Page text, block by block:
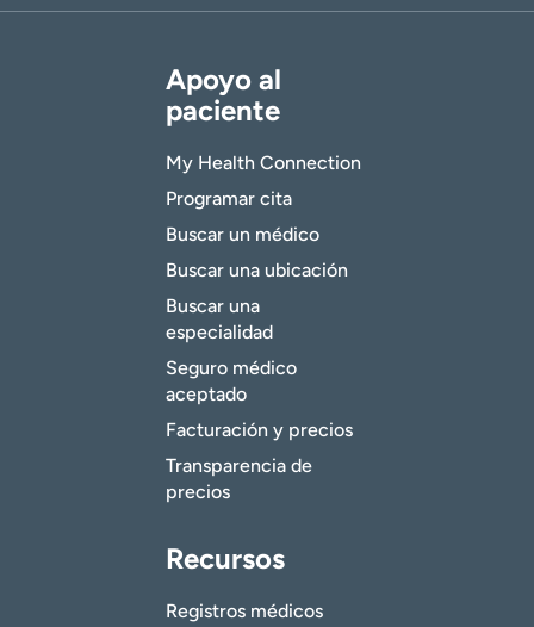
Apoyo al
paciente
My Health Connection
Programar cita
Buscar un médico
Buscar una ubicación
Buscar una
especialidad
Seguro médico
aceptado
Facturación y precios
Transparencia de
precios
Recursos
Registros médicos